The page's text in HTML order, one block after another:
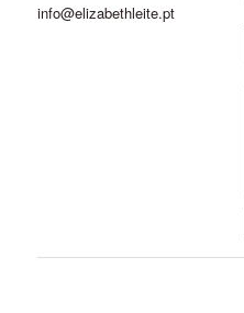
info@elizabethleite.pt